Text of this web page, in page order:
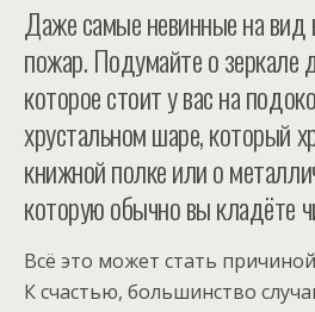
Даже самые невинные на вид
пожар. Подумайте о зеркале
которое стоит у вас на
хрустальном шаре, который
книжной полке или о
которую обычно вы кладёте
Всё это может стать
К счастью, большинство